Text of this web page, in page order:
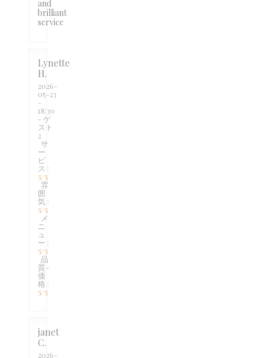
and
brilliant
service
Lynette
H
2026-
05-23
-
18:30
- ゲ
スト
2
サ
ー
ビ
ス :
5/5
雰
囲
気 :
5/5
メ
ニ
ュ
ー :
5/5
品
質-
価
格 :
5/5
janet
C
2026-